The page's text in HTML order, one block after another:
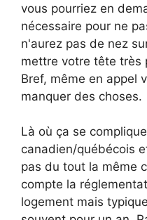
vous pourriez en
nécessaire pour ne
n'aurez pas de nez
mettre votre tête très
Bref, même en appel
manquer des choses.
Là où ça se
canadien/québécois
pas du tout la même
compte la
logement mais